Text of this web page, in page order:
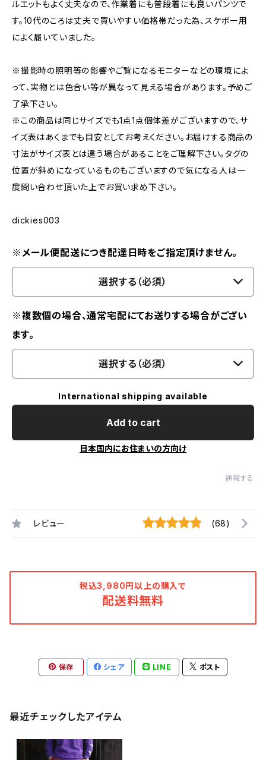
ルエットもよく丈夫なので、作業着にも普段着にも良いパンツで
す。10代のころは丈夫で買いやすい価格帯だった為、スケボー用
によく履いていました。
※撮影時の照明等の影響やご覧になるモニターなどの環境によ
って、実物とは色合い等が異なって見える場合があります。予めご
了承下さい。
※この商品は同じサイズでも1点1点個体差がございますので、サ
イズ表はあくまでも目安としてお考えください。お届けする商品の
寸法がサイズ表とは違う場合があることをご理解下さい。タグの
位置が斜めになっているものもございますので気になる人は一
度問い合わせ頂いた上でお買い求め下さい。
dickies003
※メール便配送につき配達日時をご指定頂けません。
選択する（必須）
※複数個の場合、通常宅配にてお送りする場合がござい
ます。
選択する（必須）
International shipping available
Add to cart
日本国内にお住まいの方向け
通報する
レビュー (68)
税込3,980円以上の購入で
配送料無料
保存 シェア LINE ポスト
最近チェックしたアイテム